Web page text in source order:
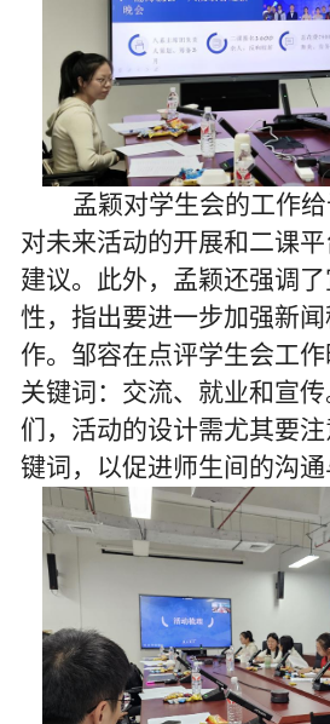
孟颖对学生会的工作
对未来活动的开展和二课
建议。此外， 孟颖还强调
性，指出要进一步加强新
作。 邹容在点评学生会工
关键词：交流、就业和宣
们，活动的设计需尤其要注
键词，以促进师生间的沟通